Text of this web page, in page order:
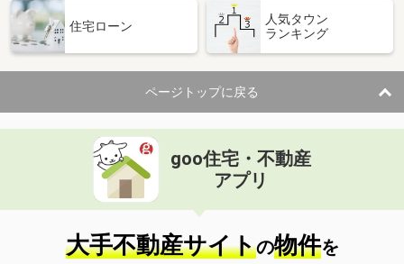
住宅ローン
人気タウン
ランキング
ページトップに戻る
goo住宅・不動産
アプリ
大手不動産サイトの物件を